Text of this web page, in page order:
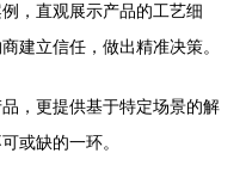
，直观展示产品的工艺细
建立信任，做出精准决策。
，更提供基于特定场景的解
或缺的一环。